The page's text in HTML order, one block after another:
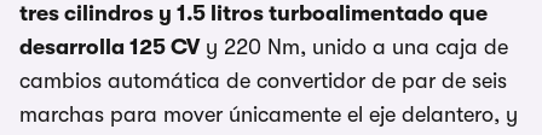
tres cilindros y 1.5 litros turboalimentado que
desarrolla 125 CVy 220 Nm, unido a una caja de
cambios automática de convertidor de par de seis
marchas para mover únicamente el eje delantero, y